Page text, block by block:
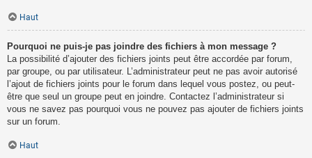
Haut
Pourquoi ne puis-je pas joindre des fichiers à mon message ?
La possibilité d’ajouter des fichiers joints peut être accordée par forum,
par groupe, ou par utilisateur. L’administrateur peut ne pas avoir autorisé
l’ajout de fichiers joints pour le forum dans lequel vous postez, ou peut-
être que seul un groupe peut en joindre. Contactez l’administrateur si
vous ne savez pas pourquoi vous ne pouvez pas ajouter de fichiers joints
sur un forum.
Haut